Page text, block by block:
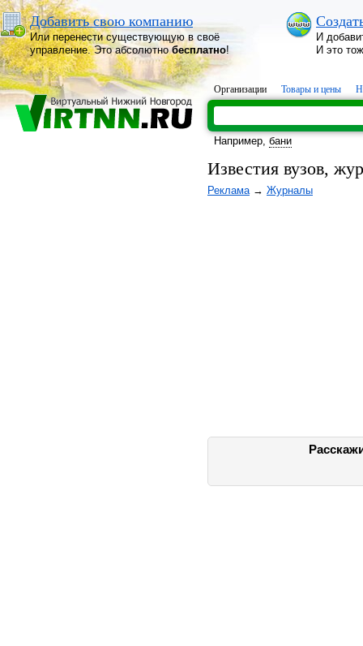
Добавить свою компанию
Или перенести существующую в своё
управление. Это абсолютнобесплатно!
И
И это
Организации Товары и цены
Например, бани
Известия вузов,
Реклама→ Журналы